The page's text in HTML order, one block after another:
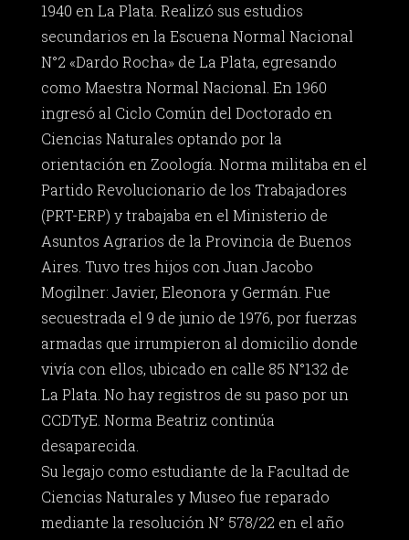
1940 en La Plata. Realizó sus estudios
secundarios en la Escuena Normal Nacional
N°2 «Dardo Rocha» de La Plata, egresando
como Maestra Normal Nacional. En 1960
ingresó al Ciclo Común del Doctorado en
Ciencias Naturales optando por la
orientación en Zoología. Norma militaba en el
Partido Revolucionario de los Trabajadores
(PRT-ERP) y trabajaba en el Ministerio de
Asuntos Agrarios de la Provincia de Buenos
Aires. Tuvo tres hijos con Juan Jacobo
Mogilner: Javier, Eleonora y Germán. Fue
secuestrada el 9 de junio de 1976, por fuerzas
armadas que irrumpieron al domicilio donde
vivía con ellos, ubicado en calle 85 N°132 de
La Plata. No hay registros de su paso por un
CCDTyE. Norma Beatriz continúa
desaparecida.
Su legajo como estudiante de la Facultad de
Ciencias Naturales y Museo fue reparado
mediante la resolución N° 578/22 en el año